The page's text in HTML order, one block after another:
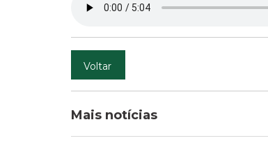
Voltar
Mais notícias